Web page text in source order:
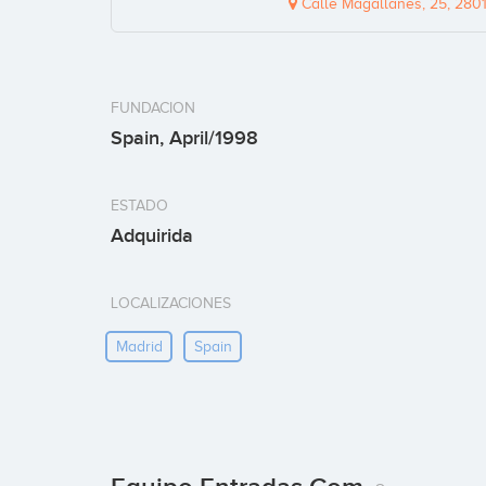
Calle Magallanes, 25,
FUNDACION
Spain, April/1998
ESTADO
Adquirida
LOCALIZACIONES
Madrid Spain